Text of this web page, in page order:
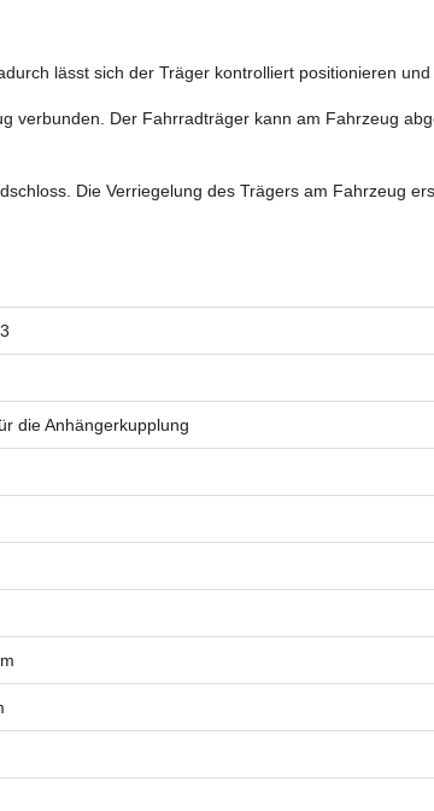
lässt sich der Träger kontrolliert positionieren
verbunden. Der Fahrradträger kann am Fahrzeug
Die Verriegelung des Trägers am Fahrzeug
die Anhängerkupplung